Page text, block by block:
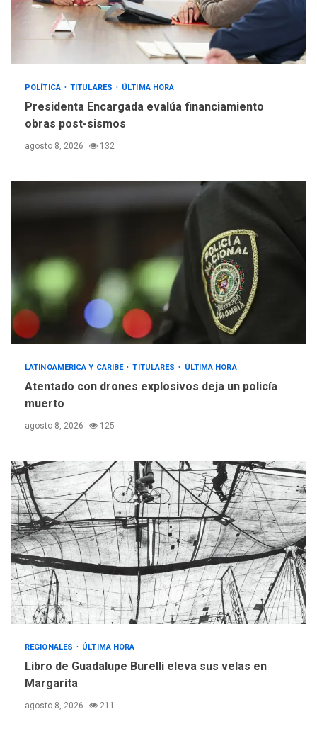
POLÍTICA TITULARES ÚLTIMA HORA
Presidenta Encargada evalúa financiamiento
obras post-sismos
agosto 8, 2026 132
LATINOAMÉRICA Y CARIBE TITULARES ÚLTIMA HORA
Atentado con drones explosivos deja un policía
muerto
agosto 8, 2026 125
REGIONALES ÚLTIMA HORA
Libro de Guadalupe Burelli eleva sus velas en
Margarita
agosto 8, 2026 211